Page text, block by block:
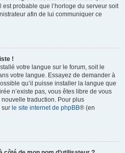
est probable que l’horloge du serveur soit
afin de lui communiquer ce
!
votre langue sur le forum, soit le
votre langue. Essayez de demander à
qu’il puisse installer la langue que
n’existe pas, vous êtes libre de vous
traduction. Pour plus
sur le site internet de phpBB® (en